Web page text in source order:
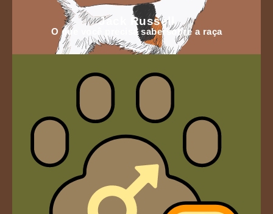
Jack Russell
O que você precisa sabersobre a raça